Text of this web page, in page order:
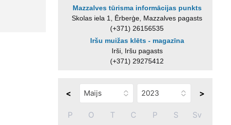
Mazzalves tūrisma informācijas punkts
Skolas iela 1, Ērberģe, Mazzalves pagasts
(+371) 26156535
Iršu muižas klēts - magazīna
Irši, Iršu pagasts
(+371) 29275412
< >
P O T C P S Sv